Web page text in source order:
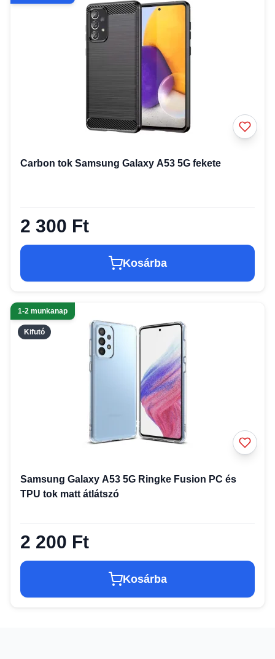
Carbon tok Samsung Galaxy A53 5G fekete
2 300 Ft
Kosárba
Kifutó
1-2 munkanap
Samsung Galaxy A53 5G Ringke Fusion PC és
TPU tok matt átlátszó
2 200 Ft
Kosárba